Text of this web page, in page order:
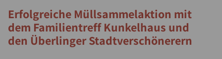
Erfolgreiche Müllsammelaktion mit
dem Familientreff Kunkelhaus und
den Überlinger Stadtverschönerern